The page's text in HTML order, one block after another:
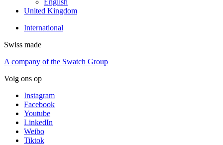
United Kingdom
International
Swiss made
A company of the Swatch Group
Volg ons op
Instagram
Facebook
Youtube
LinkedIn
Weibo
Tiktok